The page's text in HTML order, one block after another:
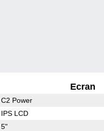
Ecran
C2 Power
IPS LCD
5"